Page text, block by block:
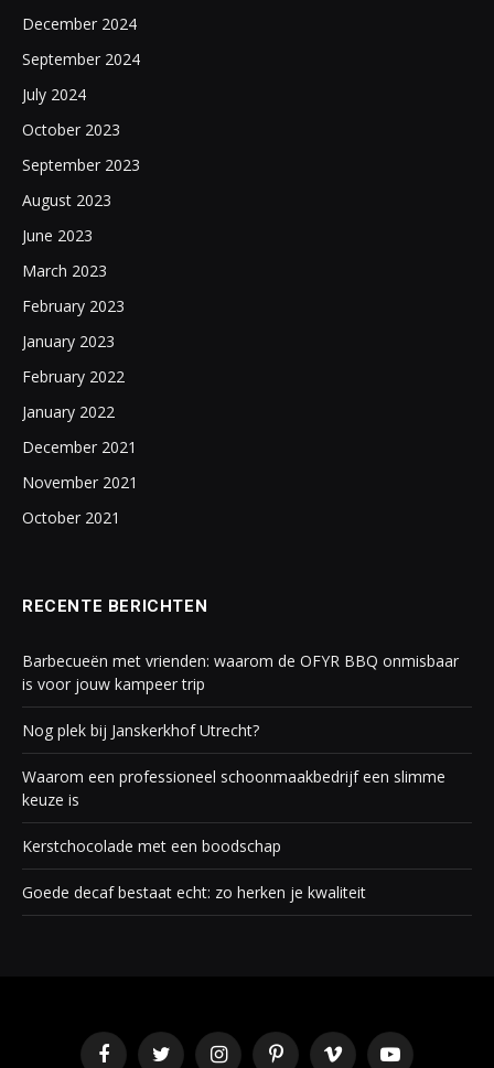
December 2024
September 2024
July 2024
October 2023
September 2023
August 2023
June 2023
March 2023
February 2023
January 2023
February 2022
January 2022
December 2021
November 2021
October 2021
RECENTE BERICHTEN
Barbecueën met vrienden: waarom de OFYR BBQ onmisbaar
is voor jouw kampeer trip
Nog plek bij Janskerkhof Utrecht?
Waarom een professioneel schoonmaakbedrijf een slimme
keuze is
Kerstchocolade met een boodschap
Goede decaf bestaat echt: zo herken je kwaliteit
FacebookTwitter InstagramPinterestVimeo YouTube